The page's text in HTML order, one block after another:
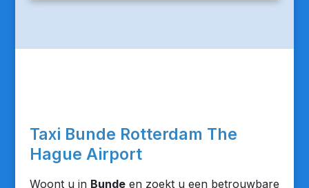
Taxi Bunde Rotterdam The
Hague Airport
Woont u in Bundeen zoekt u een betrouwbare